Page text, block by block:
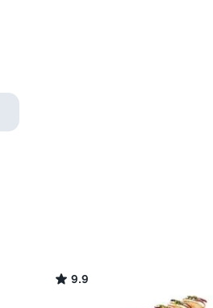
9.9